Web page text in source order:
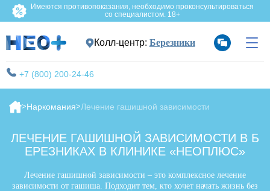
Имеются противопоказания, необходимо проконсультироваться
со специалистом. 18+
Колл-центр: Березники
+7 (800) 200-24-46
Наркомания Лечение гашишной зависимости
ЛЕЧЕНИЕ ГАШИШНОЙ ЗАВИСИМОСТИ В Б
ЕРЕЗНИКАХ В КЛИНИКЕ «НЕОПЛЮС»
Лечение гашишной зависимости – это комплексное лечение
зависимости от гашиша. Подходит тем, кто хочет начать жизнь без